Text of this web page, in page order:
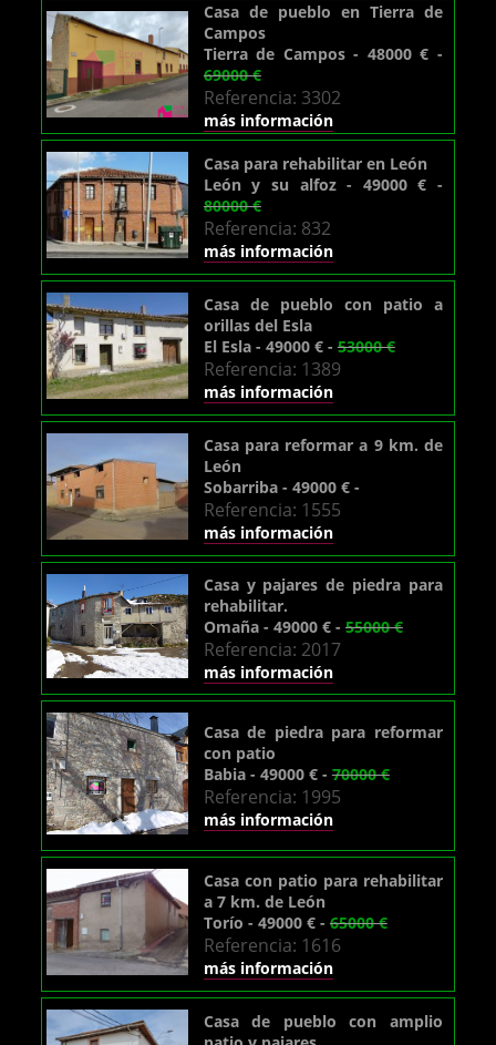
Casa de pueblo en Tierra de
Campos
Tierra de Campos - 48000 € -
69000 €
Referencia: 3302
más información
Casa para rehabilitar en León
León y su alfoz - 49000 € -
80000 €
Referencia: 832
más información
Casa de pueblo con patio a
orillas del Esla
El Esla - 49000 € - 53000 €
Referencia: 1389
más información
Casa para reformar a 9 km. de
León
Sobarriba - 49000 € -
Referencia: 1555
más información
Casa y pajares de piedra para
rehabilitar.
Omaña - 49000 € - 55000 €
Referencia: 2017
más información
Casa de piedra para reformar
con patio
Babia - 49000 € - 70000 €
Referencia: 1995
más información
Casa con patio para rehabilitar
a 7 km. de León
Torío - 49000 € - 65000 €
Referencia: 1616
más información
Casa de pueblo con amplio